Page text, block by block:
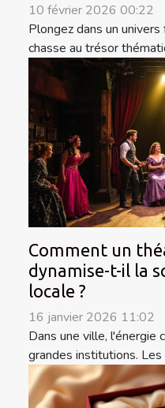
10 février 2026 00:22
Plongez dans un
chasse au trésor
Comment un
dynamise-t-il la
locale ?
16 janvier 2026 11:02
Dans une ville, l'énergie
grandes institutions. Les